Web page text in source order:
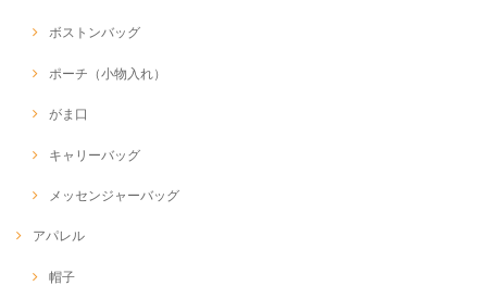
ボストンバッグ
ポーチ（小物入れ）
がま口
キャリーバッグ
メッセンジャーバッグ
アパレル
帽子